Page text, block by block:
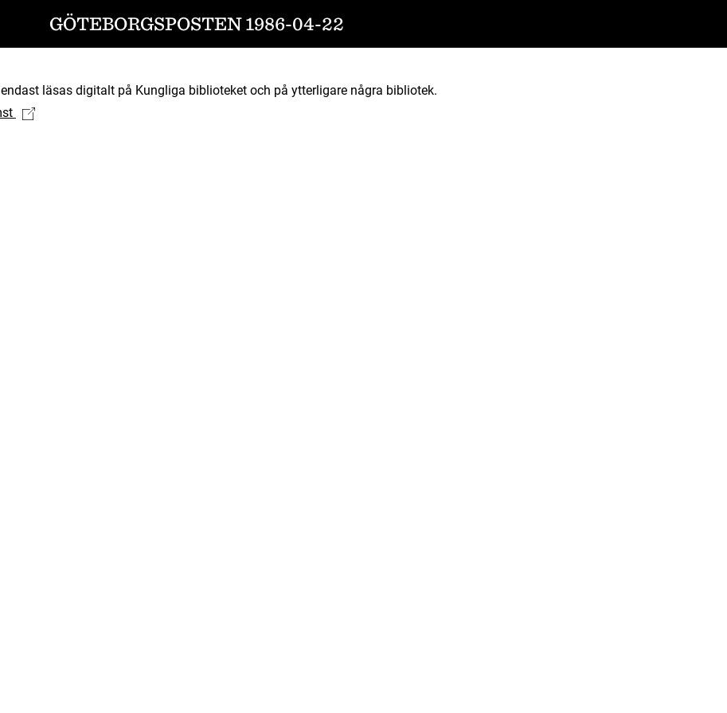
GÖTEBORGSPOSTEN 1986-04-22
läsas digitalt på Kungliga biblioteket och på ytterligare några bibliotek.